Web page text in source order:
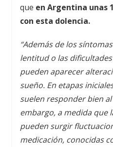
que en Argentina unas
con esta dolencia.
“Además de los
lentitud o las
pueden aparecer
sueño. En etapas
suelen responder bien
embargo, a medida que
pueden surgir
medicación, conocidas